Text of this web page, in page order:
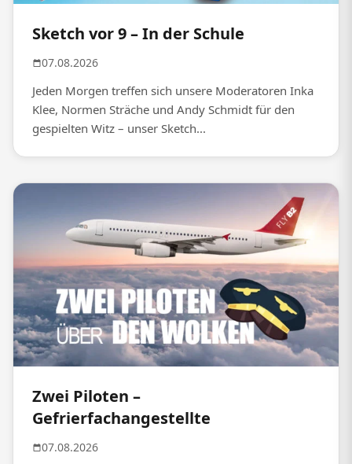
Sketch vor 9 – In der Schule
07.08.2026
Jeden Morgen treffen sich unsere Moderatoren Inka
Klee, Normen Sträche und Andy Schmidt für den
gespielten Witz – unser Sketch...
Zwei Piloten –
Gefrierfachangestellte
07.08.2026